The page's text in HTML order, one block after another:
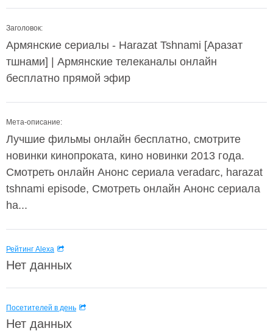
Заголовок:
Армянские сериалы - Harazat Tshnami [Аразат
тшнами] | Армянские телеканалы онлайн
бесплатно прямой эфир
Мета-описание:
Лучшие фильмы онлайн бесплатно, смотрите
новинки кинопроката, кино новинки 2013 года.
Смотреть онлайн Анонс сериала veradarc, harazat
tshnami episode, Смотреть онлайн Анонс сериала
ha...
Рейтинг Alexa
Нет данных
Посетителей в день
Нет данных